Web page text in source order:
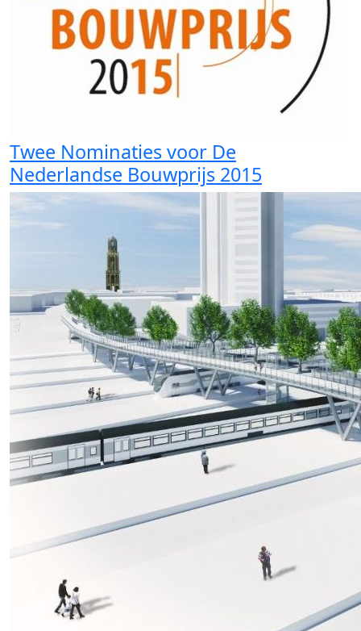
Twee Nominaties voor De
Nederlandse Bouwprijs 2015